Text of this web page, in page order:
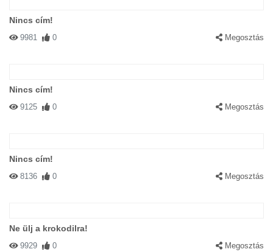
Nincs cím!
9981 0 Megosztás
Nincs cím!
9125 0 Megosztás
Nincs cím!
8136 0 Megosztás
Ne ülj a krokodilra!
9929 0 Megosztás